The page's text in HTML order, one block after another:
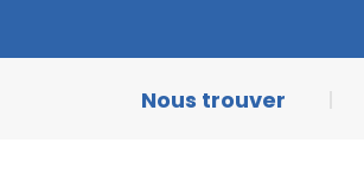
Nous trouver